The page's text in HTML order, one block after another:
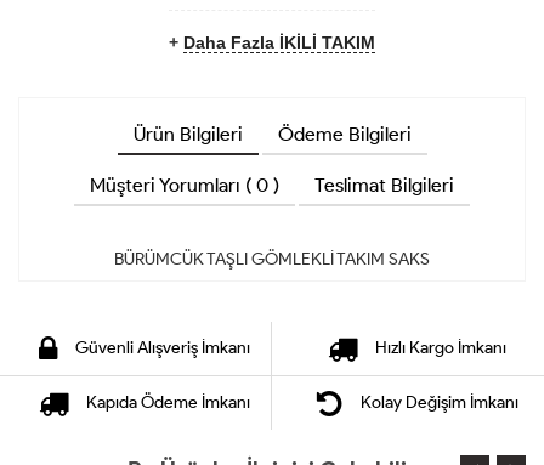
+ Daha Fazla İKİLİ TAKIM
Ürün Bilgileri Ödeme Bilgileri
Müşteri Yorumları ( 0 ) Teslimat Bilgileri
Güvenli Alışveriş İmkanı Hızlı Kargo İmkanı
Kapıda Ödeme İmkanı Kolay Değişim İmkanı